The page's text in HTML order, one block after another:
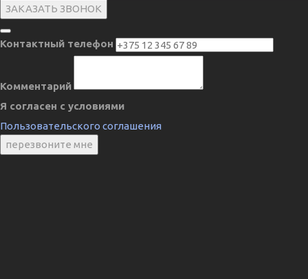
ЗАКАЗАТЬ ЗВОНОК
Контактный телефон
Комментарий
Я согласен с условиями
Пользовательского соглашения
перезвоните мне